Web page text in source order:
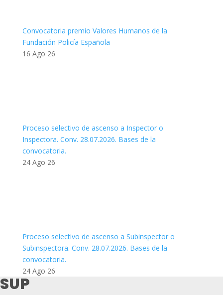
Convocatoria premio Valores Humanos de la
Fundación Policía Española
16 Ago 26
Proceso selectivo de ascenso a Inspector o
Inspectora. Conv. 28.07.2026. Bases de la
convocatoria.
24 Ago 26
Proceso selectivo de ascenso a Subinspector o
Subinspectora. Conv. 28.07.2026. Bases de la
convocatoria.
24 Ago 26
SUP